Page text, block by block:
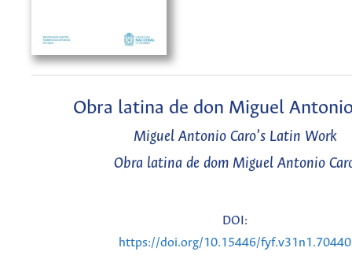
Obra latina de don Miguel
Miguel Antonio Caro’s Latin Work
Obra latina de dom Miguel Antonio
DOI:
https://doi.org/10.15446/fyf.v31n1.70440